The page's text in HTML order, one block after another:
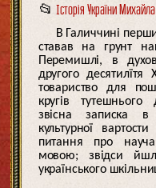
📂 Історія України
В Галиччині
ставав на грунт
Перемишлі, в
другого
товариство для
кругів
звісна записка в
культурної
питання про
мовою; звідси
українського